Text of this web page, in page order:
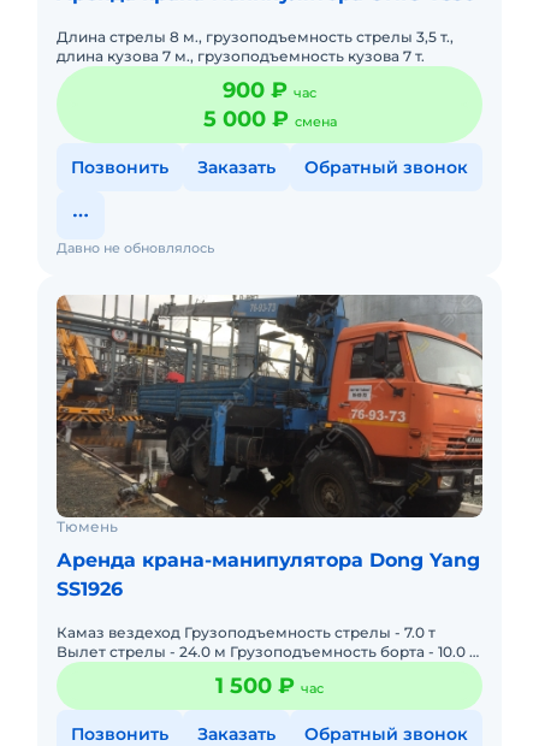
Длина стрелы 8 м., грузоподъемность стрелы 3,5 т.,
длина кузова 7 м., грузоподъемность кузова 7 т.
900 ₽ час
5 000 ₽ смена
Позвонить Заказать Обратный звонок
Давно не обновлялось
Тюмень
Аренда крана-манипулятора Dong Yang
SS1926
Камаз вездеход Грузоподъемность стрелы - 7.0 т
Вылет стрелы - 24.0 м Грузоподъемность борта - 10.0 т
Длина борта манипулятора - 6,2 м Ширина борта
манипуля
1 500 ₽ час
Позвонить Заказать Обратный звонок